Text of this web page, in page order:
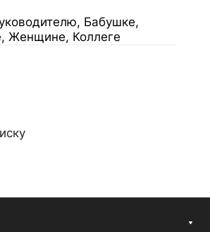
Бабушке,
Женщине, Коллеге